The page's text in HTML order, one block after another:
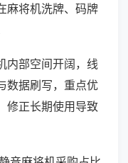
麻将机洗牌、码牌
内部空间开阔，线
数据刷写，重点优
修正长期使用导致